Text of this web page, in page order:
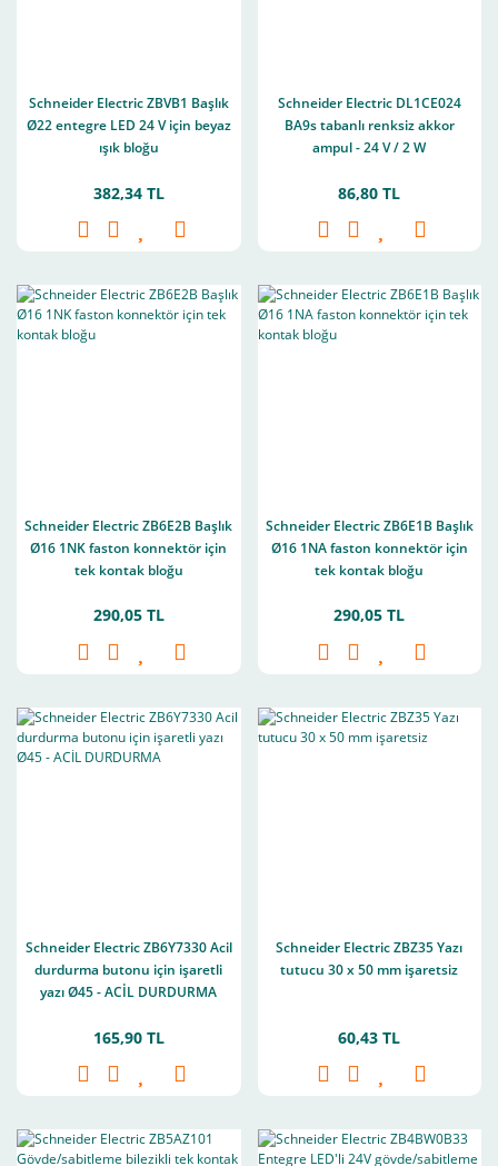
Schneider Electric ZBVB1 Başlık
Ø22 entegre LED 24 V için beyaz
ışık bloğu
382,34 TL
Schneider Electric DL1CE024
BA9s tabanlı renksiz akkor
ampul - 24 V / 2 W
86,80 TL
Schneider Electric ZB6E2B Başlık
Ø16 1NK faston konnektör için
tek kontak bloğu
290,05 TL
Schneider Electric ZB6E1B Başlık
Ø16 1NA faston konnektör için
tek kontak bloğu
290,05 TL
Schneider Electric ZB6Y7330 Acil
durdurma butonu için işaretli
yazı Ø45 - ACİL DURDURMA
165,90 TL
Schneider Electric ZBZ35 Yazı
tutucu 30 x 50 mm işaretsiz
60,43 TL